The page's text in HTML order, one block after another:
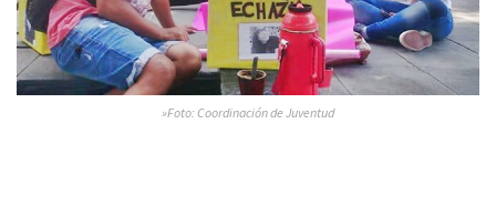
»Foto: Coordinación de Juventud